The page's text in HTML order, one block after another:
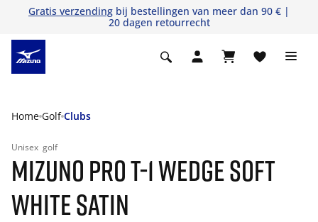
Gratis verzending bij bestellingen van meer dan 90 € |
20 dagen retourrecht
Home Golf Clubs
Unisex golf
MIZUNO PRO T-1 WEDGE SOFT
WHITE SATIN